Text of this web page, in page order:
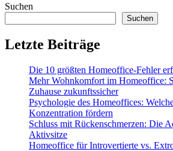
Suchen
Suchen
Letzte Beiträge
Die 10 größten Homeoffice-Fehler
Mehr Wohnkomfort im Homeoffice:
Zuhause zukunftssicher
Psychologie des Homeoffices:
Konzentration fördern
Schluss mit Rückenschmerzen: Die
Aktivsitze
Homeoffice für Introvertierte vs.